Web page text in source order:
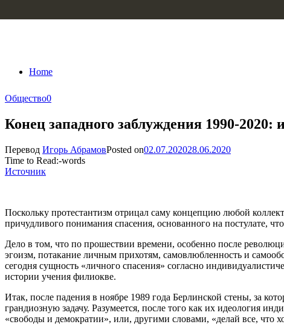
Home
Общество0
Конец западного заблуждения 1990-2020:
Перевод Игорь АбрамовPosted on02.07.202028.06.2020
Time to Read:-words
Источник
Поскольку протестантизм отрицал саму концепцию любой
причудливого понимания спасения, основанного на постулате,
Дело в том, что по прошествии времени, особенно после
эгоизм, потакание личным прихотям, самовлюбленность и
сегодня сущность «личного спасения» согласно
истории учения филиокве.
Итак, после падения в ноябре 1989 года Берлинской стены, за
грандиозную задачу. Разумеется, после того как их идеология
«свободы и демократии», или, другими словами, «делай все, что